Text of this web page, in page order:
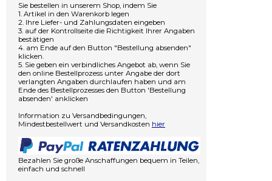
Sie bestellen in unserem Shop, indem Sie
1. Artikel in den Warenkorb legen
2. Ihre Liefer- und Zahlungsdaten eingeben
3. auf der Kontrollseite die Richtigkeit Ihrer Angaben
bestätigen
4. am Ende auf den Button "Bestellung absenden"
klicken.
5. Sie geben ein verbindliches Angebot ab, wenn Sie
den online Bestellprozess unter Angabe der dort
verlangten Angaben durchlaufen haben und am
Ende des Bestellprozesses den Button 'Bestellung
absenden' anklicken
Information zu Versandbedingungen,
Mindestbestellwert und Versandkosten hier
Bezahlen Sie große Anschaffungen bequem in Teilen,
einfach und schnell